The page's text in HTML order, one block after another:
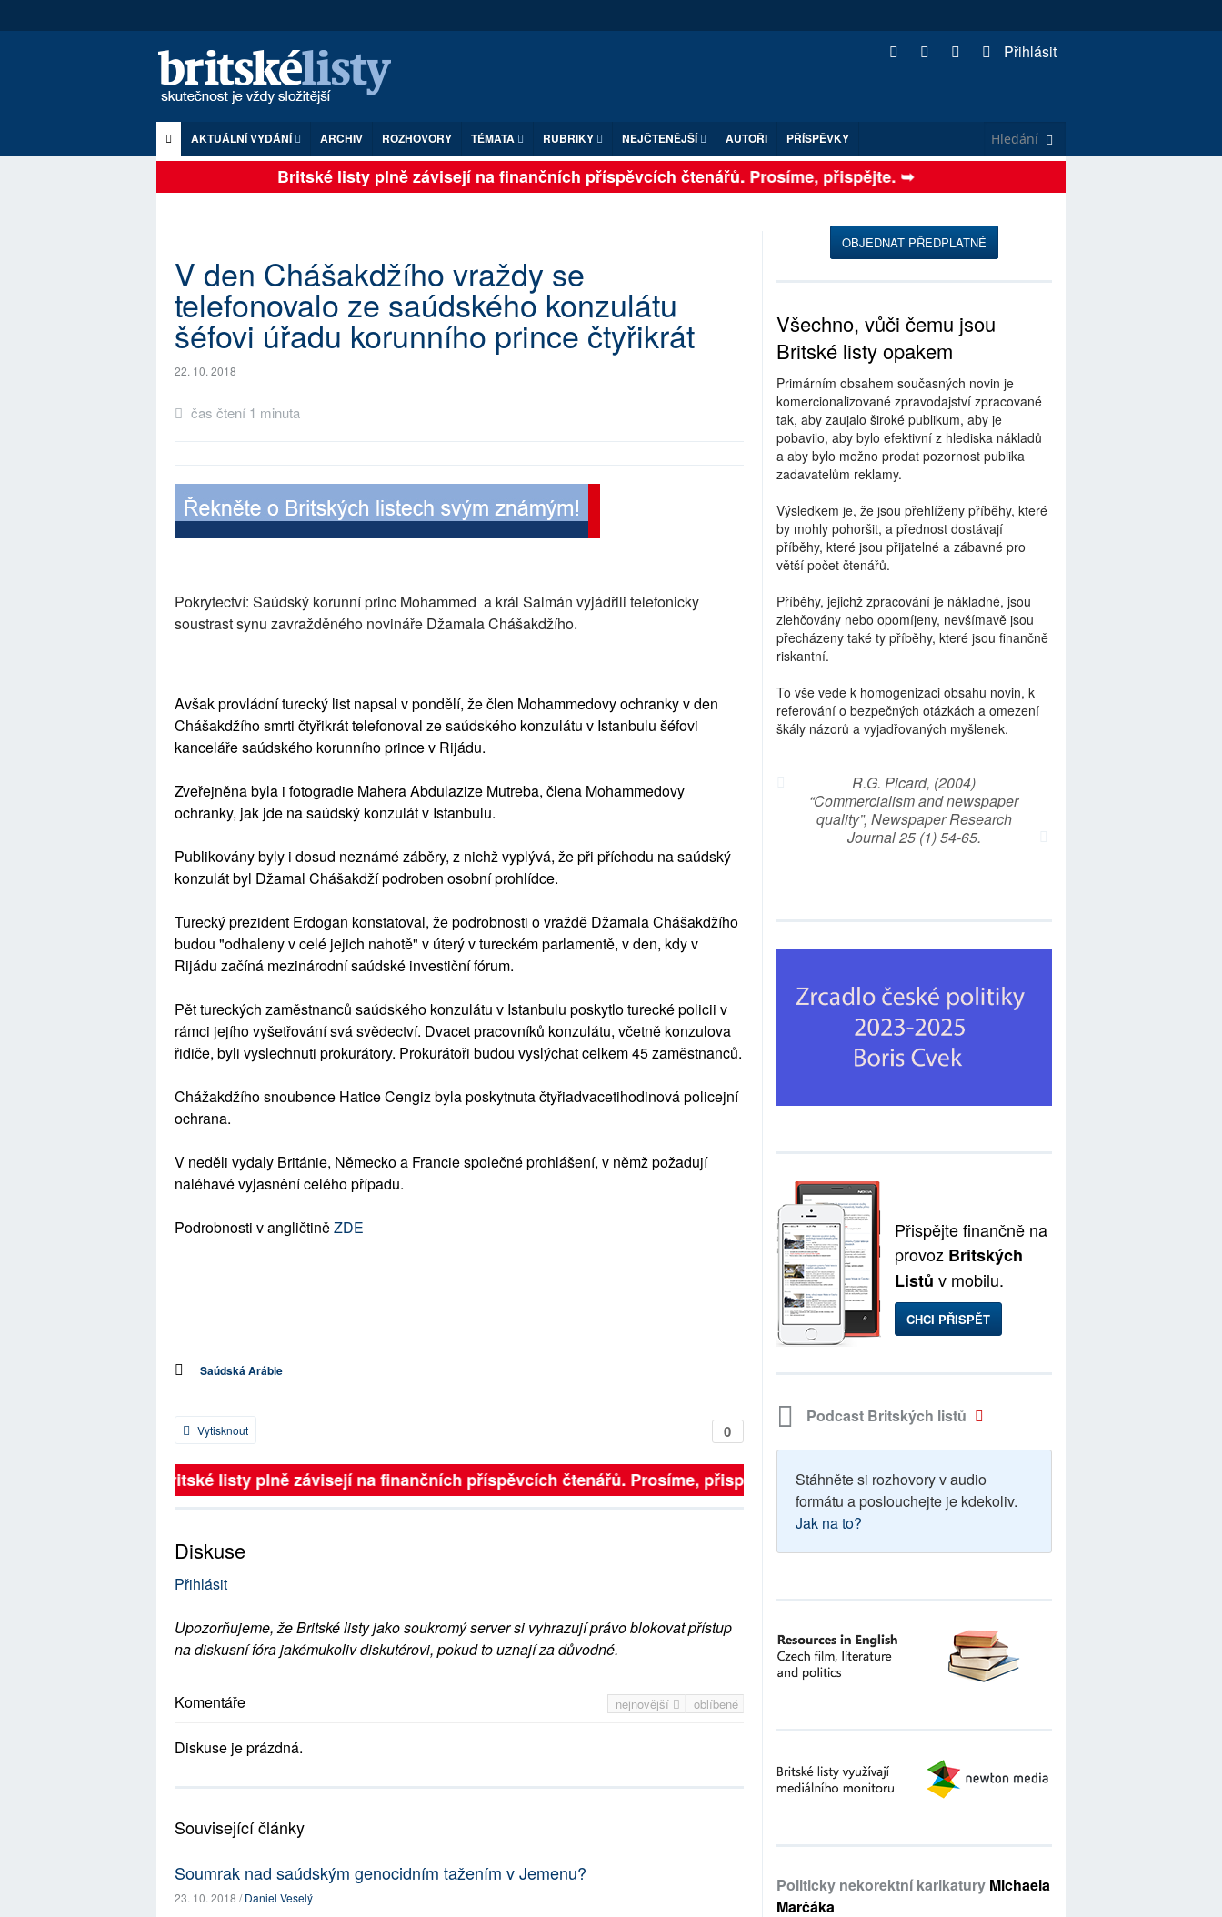
Přihlásit
AKTUÁLNÍ VYDÁNÍ ARCHIV ROZHOVORY TÉMATA RUBRIKY NEJČTENĚJŠÍ AUTOŘI PŘÍSPĚVKY
Britské listy plně závisejí na finančních příspěvcích čtenářů. Prosíme, přispějte. ➥
V den Chášakdžího vraždy se
telefonovalo ze saúdského konzulátu
šéfovi úřadu korunního prince čtyřikrát
22. 10. 2018
čas čtení 1 minuta
Pokrytectví: Saúdský korunní princ Mohammed a král Salmán vyjádřili telefonicky
soustrast synu zavražděného novináře Džamala Chášakdžího.
Avšak provládní turecký list napsal v pondělí, že člen Mohammedovy ochranky v den
Chášakdžího smrti čtyřikrát telefonoval ze saúdského konzulátu v Istanbulu šéfovi
kanceláře saúdského korunního prince v Rijádu.
Zveřejněna byla i fotogradie Mahera Abdulazize Mutreba, člena Mohammedovy
ochranky, jak jde na saúdský konzulát v Istanbulu.
Publikovány byly i dosud neznámé záběry, z nichž vyplývá, že při příchodu na saúdský
konzulát byl Džamal Chášakdží podroben osobní prohlídce.
Turecký prezident Erdogan konstatoval, že podrobnosti o vraždě Džamala Chášakdžího
budou "odhaleny v celé jejich nahotě" v úterý v tureckém parlamentě, v den, kdy v
Rijádu začíná mezinárodní saúdské investiční fórum.
Pět tureckých zaměstnanců saúdského konzulátu v Istanbulu poskytlo turecké policii v
rámci jejího vyšetřování svá svědectví. Dvacet pracovníků konzulátu, včetně konzulova
řidiče, byli vyslechnuti prokurátory. Prokurátoři budou vyslýchat celkem 45 zaměstnanců.
Chážakdžího snoubence Hatice Cengiz byla poskytnuta čtyřiadvacetihodinová policejní
ochrana.
V neděli vydaly Británie, Německo a Francie společné prohlášení, v němž požadují
naléhavé vyjasnění celého případu.
Podrobnosti v angličtiněZDE
Saúdská Arábie
0
Vytisknout
Britské listy plně závisejí na finančních příspěvcích čtenářů. Prosíme, přispějte. ➥
Diskuse
Přihlásit
Upozorňujeme, že Britské listy jako soukromý server si vyhrazují právo blokovat přístup
na diskusní fóra jakémukoliv diskutérovi, pokud to uznají za důvodné.
nejnovější oblíbené
Komentáře
Diskuse je prázdná.
Související články
Soumrak nad saúdským genocidním tažením v Jemenu?
23. 10. 2018 /Daniel Veselý
OBJEDNAT PŘEDPLATNÉ
Všechno, vůči čemu jsou
Britské listy opakem
Primárním obsahem současných novin je
komercionalizované zpravodajství zpracované
tak, aby zaujalo široké publikum, aby je
pobavilo, aby bylo efektivní z hlediska nákladů
a aby bylo možno prodat pozornost publika
zadavatelům reklamy.
Výsledkem je, že jsou přehlíženy příběhy, které
by mohly pohoršit, a přednost dostávají
příběhy, které jsou přijatelné a zábavné pro
větší počet čtenářů.
Příběhy, jejichž zpracování je nákladné, jsou
zlehčovány nebo opomíjeny, nevšímavě jsou
přecházeny také ty příběhy, které jsou finančně
riskantní.
To vše vede k homogenizaci obsahu novin, k
referování o bezpečných otázkách a omezení
škály názorů a vyjadřovaných myšlenek.
R.G. Picard, (2004)
“Commercialism and newspaper
quality”, Newspaper Research
Journal 25 (1) 54-65.
Přispějte finančně na
provoz Britských
Listů v mobilu.
CHCI PŘISPĚT
Podcast Britských listů
Stáhněte si rozhovory v audio
formátu a poslouchejte je kdekoliv.
Jak na to?
Politicky nekorektní karikatury Michaela
Marčáka